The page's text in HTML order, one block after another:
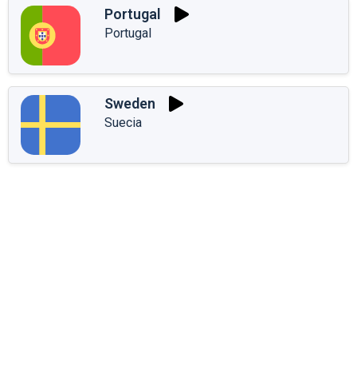
Portugal
Portugal
Sweden
Suecia